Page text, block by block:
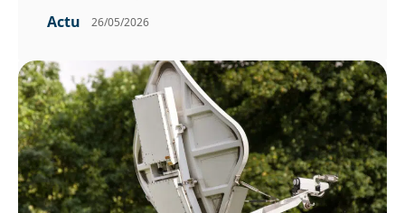
Actu 26/05/2026